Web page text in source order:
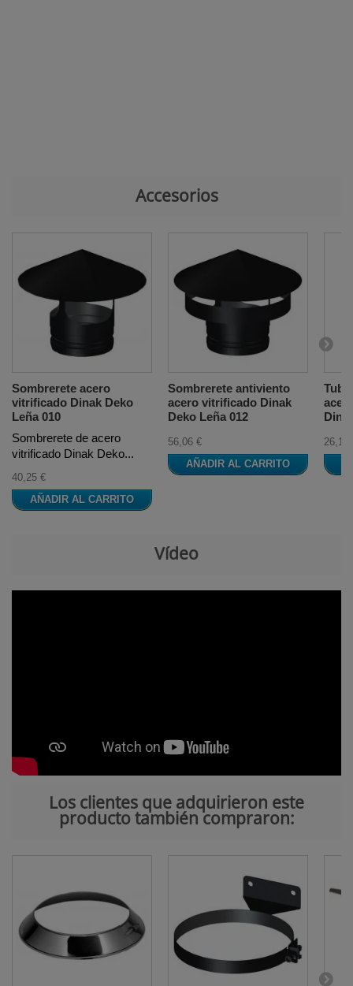
Accesorios
Sombrerete acero
vitrificado Dinak Deko
Leña 010
Sombrerete de acero
vitrificado Dinak Deko...
40,25 €
AÑADIR AL CARRITO
Sombrerete antiviento
acero vitrificado Dinak
Deko Leña 012
56,06 €
AÑADIR AL CARRITO
26,19
Vídeo
Los clientes que adquirieron este
producto también compraron: